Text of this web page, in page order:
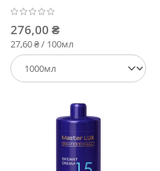
276,00 ₴
27,60 ₴ / 100мл